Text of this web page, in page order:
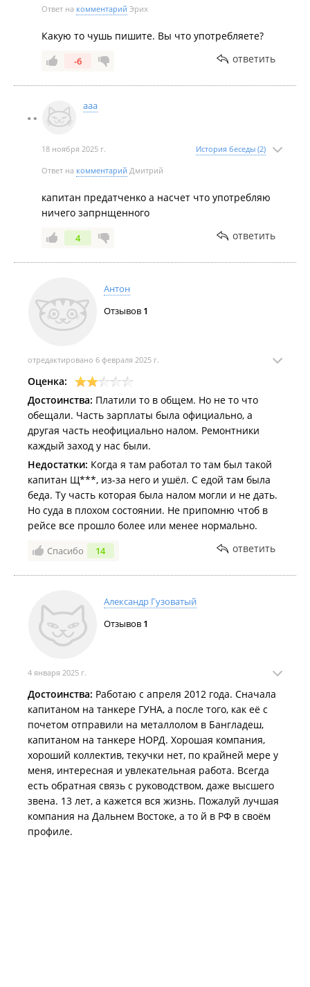
Ответ на комментарий Эрих
Какую то чушь пишите. Вы что употребляете?
-6 ответить
ааа
18 ноября 2025 г. История беседы (2)
Ответ на комментарий Дмитрий
капитан предатченко а насчет что употребляю
ничего запрнщенного
4 ответить
Антон
Отзывов 1
отредактировано 6 февраля 2025 г.
Оценка:
Достоинства: Платили то в общем. Но не то что
обещали. Часть зарплаты была официально, а
другая часть неофициально налом. Ремонтники
каждый заход у нас были.
Недостатки: Когда я там работал то там был такой
капитан Щ***, из-за него и ушёл. С едой там была
беда. Ту часть которая была налом могли и не дать.
Но суда в плохом состоянии. Не припомню чтоб в
рейсе все прошло более или менее нормально.
Спасибо 14 ответить
Александр Гузоватый
Отзывов 1
4 января 2025 г.
Достоинства: Работаю с апреля 2012 года. Сначала
капитаном на танкере ГУНА, а после того, как её с
почетом отправили на металлолом в Бангладеш,
капитаном на танкере НОРД. Хорошая компания,
хороший коллектив, текучки нет, по крайней мере у
меня, интересная и увлекательная работа. Всегда
есть обратная связь с руководством, даже высшего
звена. 13 лет, а кажется вся жизнь. Пожалуй лучшая
компания на Дальнем Востоке, а то й в РФ в своём
профиле.